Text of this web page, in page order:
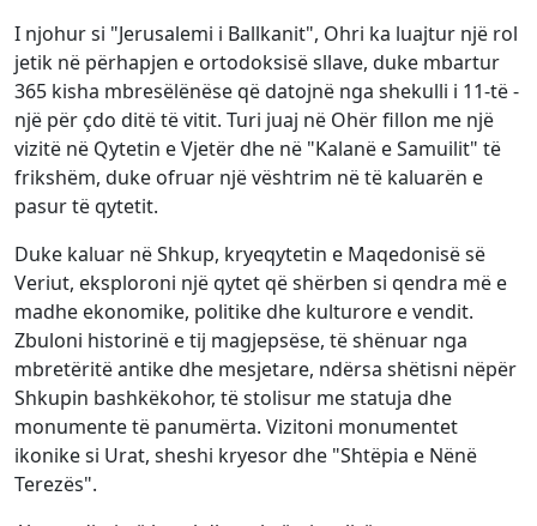
I njohur si "Jerusalemi i Ballkanit", Ohri ka luajtur një rol
jetik në përhapjen e ortodoksisë sllave, duke mbartur
365 kisha mbresëlënëse që datojnë nga shekulli i 11-të -
një për çdo ditë të vitit. Turi juaj në Ohër fillon me një
vizitë në Qytetin e Vjetër dhe në "Kalanë e Samuilit" të
frikshëm, duke ofruar një vështrim në të kaluarën e
pasur të qytetit.
Duke kaluar në Shkup, kryeqytetin e Maqedonisë së
Veriut, eksploroni një qytet që shërben si qendra më e
madhe ekonomike, politike dhe kulturore e vendit.
Zbuloni historinë e tij magjepsëse, të shënuar nga
mbretëritë antike dhe mesjetare, ndërsa shëtisni nëpër
Shkupin bashkëkohor, të stolisur me statuja dhe
monumente të panumërta. Vizitoni monumentet
ikonike si Urat, sheshi kryesor dhe "Shtëpia e Nënë
Terezës".